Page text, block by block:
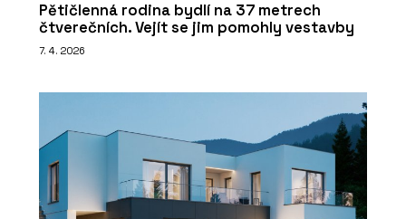
Pětičlenná rodina bydlí na 37 metrech
čtverečních. Vejít se jim pomohly vestavby
7. 4. 2026